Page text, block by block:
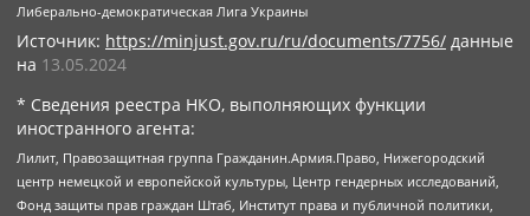
Либерально-демократическая Лига Украины
Источник: https://minjust.gov.ru/ru/documents/7756/ данные
на 13.05.2024
* Сведения реестра НКО, выполняющих функции
иностранного агента:
Лилит, Правозащитная группа Гражданин.Армия.Право, Нижегородский
центр немецкой и европейской культуры, Центр гендерных исследований,
Фонд защиты прав граждан Штаб, Институт права и публичной политики,